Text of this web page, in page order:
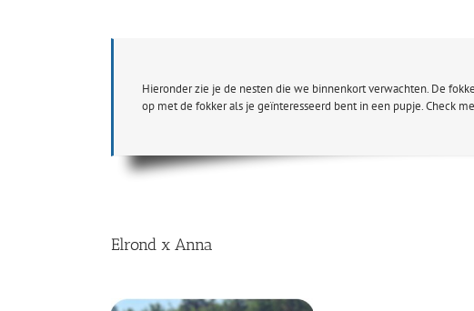
Hieronder zie je de nesten die we binnenkort verwachten. De
op met de fokker als je geïnteresseerd bent in een pupje. Check
Elrond x Anna